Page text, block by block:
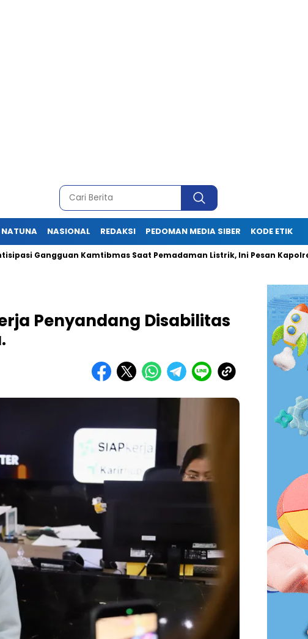
NATUNA NASIONAL REDAKSI PEDOMAN MEDIA SIBER KODE ETIK
Kamtibmas Saat Pemadaman Listrik, Ini Pesan Kapolres Karimun
Penyandang Disabilitas